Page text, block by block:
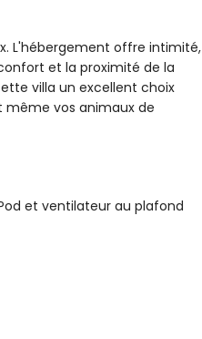
L'hébergement offre intimité,
et la proximité de la
villa un excellent choix
même vos animaux de
et ventilateur au plafond